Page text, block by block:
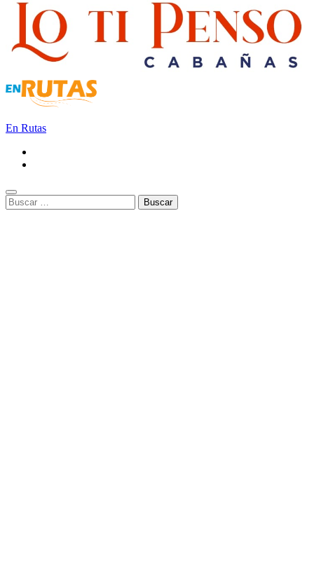
En Rutas
Buscar: